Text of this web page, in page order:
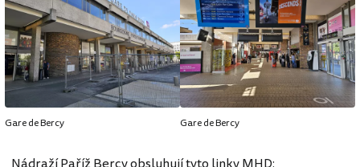
Gare de Bercy Gare de Bercy